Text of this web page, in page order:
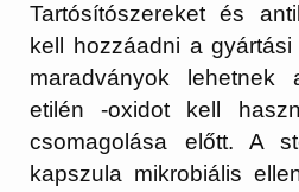
Tartósítószereket és
kell hozzáadni a
maradványok lehetnek
etilén -oxidot kell
csomagolása előtt. A
kapszula mikrobiális